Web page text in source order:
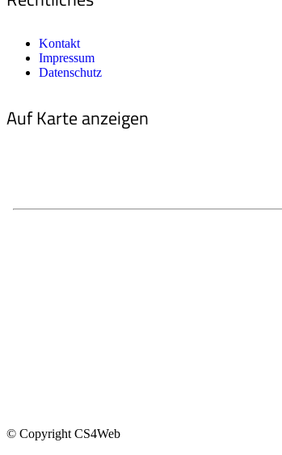
Kontakt
Impressum
Datenschutz
Auf Karte anzeigen
© Copyright CS4Web